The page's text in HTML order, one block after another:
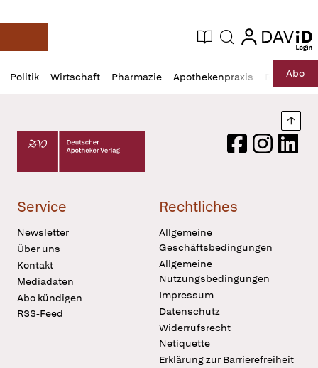
Deutsche Apotheker Zeitung
Aktuelle Ausgabe
Suche login
login
Politik Wirtschaft Pharmazie Apothekenpraxis RechtAbo
Profil
öffnen
Daz
Pur
Deutscher Apotheker Verlag Logo
FacebookInstagram
Service
Newsletter
Über uns
Kontakt
Mediadaten
Abo kündigen
RSS-Feed
Rechtliches
Allgemeine
Geschäftsbedingungen
Allgemeine
Nutzungsbedingungen
Impressum
Datenschutz
Widerrufsrecht
Netiquette
Erklärung zur Barrierefreiheit